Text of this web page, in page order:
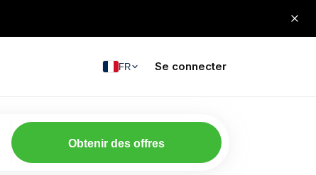
FR Se connecter
Obtenir des offres